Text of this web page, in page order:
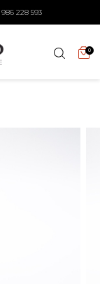
986 228 593
0